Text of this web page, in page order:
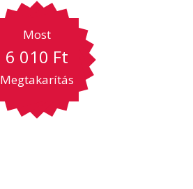
Most
6 010 Ft
Megtakarítás